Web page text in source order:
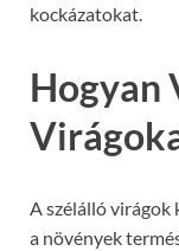
kockázatokat.
Hogyan
A szélálló virágok
a növények